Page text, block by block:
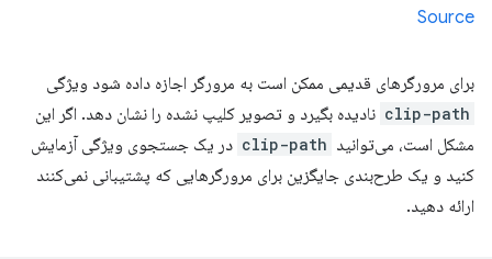
Source
برای مرورگرهای قدیمی ممکن است به مرورگر اجازه داده شود ویژگی
clip-path نادیده بگیرد و تصویر کلیپ نشده را نشان دهد. اگر این
مشکل است، می‌توانید clip-path در یک جستجوی ویژگی آزمایش
کنید و یک طرح‌بندی جایگزین برای مرورگرهایی که پشتیبانی نمی‌کنند
ارائه دهید.